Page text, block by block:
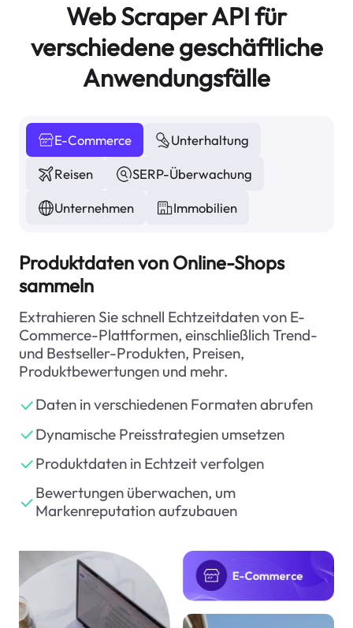
Web Scraper API für
verschiedene geschäftliche
Anwendungsfälle
E-Commerce Unterhaltung
Reisen SERP-Überwachung
Unternehmen Immobilien
Produktdaten von Online-Shops
sammeln
Extrahieren Sie schnell Echtzeitdaten von E-
Commerce-Plattformen, einschließlich Trend-
und Bestseller-Produkten, Preisen,
Produktbewertungen und mehr.
Daten in verschiedenen Formaten abrufen
Dynamische Preisstrategien umsetzen
Produktdaten in Echtzeit verfolgen
Bewertungen überwachen, um
Markenreputation aufzubauen